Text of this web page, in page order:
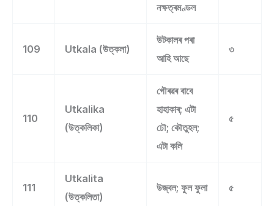
নক্ষত্ৰমণ্ডল
109 Utkala (উত্কলা)
উটকালৰ পৰা
আহি আছে
৩
110
Utkalika
(উত্কলিকা)
গৌৰৱৰ বাবে
হাহাকাৰ; এটা
ঢৌ; কৌতুহল;
এটা কলি
৫
111
Utkalita
(উত্কলিতা)
উজ্বল; ফুল ফুলা ৫